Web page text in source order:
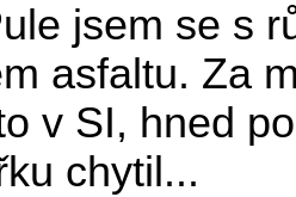
jsem se s
asfaltu. Za
v SI, hned
chytil...